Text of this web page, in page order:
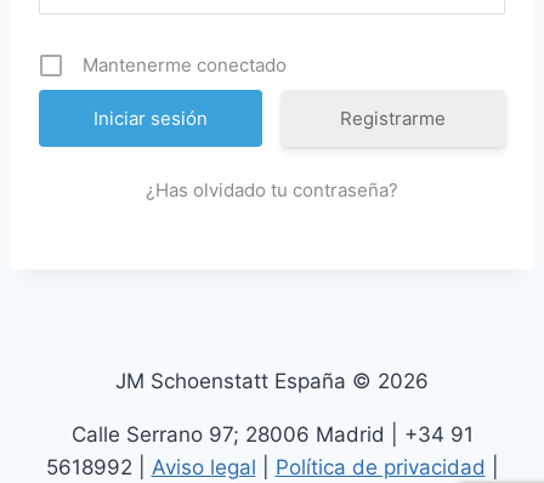
Mantenerme conectado
Registrarme
¿Has olvidado tu contraseña?
JM Schoenstatt España © 2026
Calle Serrano 97; 28006 Madrid | +34 91
5618992 | Aviso legal Política de privacidad